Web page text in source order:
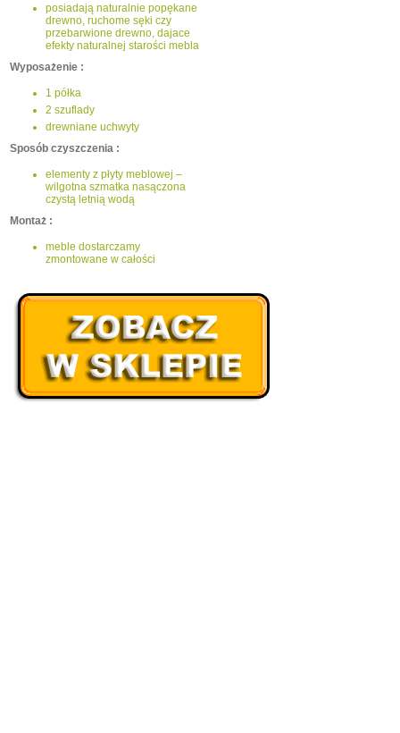
posiadają naturalnie popękane
drewno, ruchome sęki czy
przebarwione drewno, dajace
efekty naturalnej starości mebla
Wyposażenie :
1 półka
2 szuflady
drewniane uchwyty
Sposób czyszczenia :
elementy z płyty meblowej –
wilgotna szmatka nasączona
czystą letnią wodą
Montaż :
meble dostarczamy
zmontowane w całości